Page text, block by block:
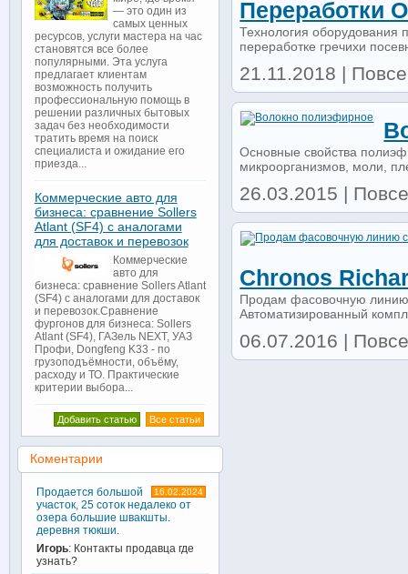
Переработки
Технология оборудования
переработке гречихи
21.11.2018 |
Основные свойства
микроорганизмов, моли,
26.03.2015 |
Chronos
Продам фасовочную линию
Автоматизированный
06.07.2016 |
— это один из
самых ценных
ресурсов, услуги мастера на час
становятся все более
популярными. Эта услуга
предлагает клиентам
возможность получить
профессиональную помощь в
решении различных бытовых
задач без необходимости
тратить время на поиск
специалиста и ожидание его
приезда...
Коммерческие авто для
бизнеса: сравнение Sollers
Atlant (SF4) с аналогами
для доставок и перевозок
Коммерческие
авто для
бизнеса: сравнение Sollers Atlant
(SF4) с аналогами для доставок
и перевозок.Сравнение
фургонов для бизнеса: Sollers
Atlant (SF4), ГАЗель NEXT, УАЗ
Профи, Dongfeng K33 - по
грузоподъёмности, объёму,
расходу и ТО. Практические
критерии выбора...
Все статьи
Добавить статью
Коментарии
16.02.2024
Продается большой
участок, 25 соток недалеко от
озера большие швакшты.
деревня тюкши.
Игорь: Контакты продавца где
узнать?